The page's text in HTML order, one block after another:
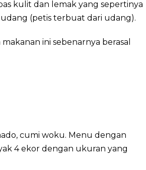
kulit dan lemak yang sepertinya
(petis terbuat dari udang).
ini sebenarnya berasal
cumi woku. Menu dengan
4 ekor dengan ukuran yang